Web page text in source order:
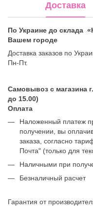
Доставка
По Украине до склада
Вашем городе
Доставка заказов по
Пн-Пт.
Самовывоз с магазина
до 15.00)
Оплата
Наложенный платеж
получении, вы
заказа, согласно
Почта" (только для
Наличными при
Безналичный расчет
Гарантия от